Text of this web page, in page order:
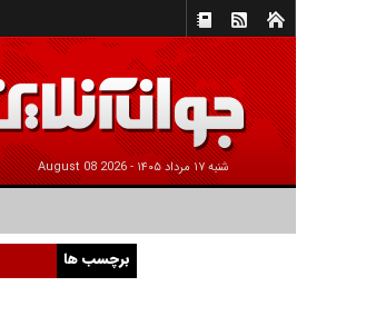
شنبه ۱۷ مرداد ۱۴۰۵ - 2026 August 08
برچسب ها